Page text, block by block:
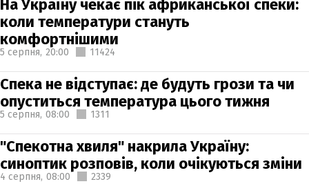
На Україну чекає пік африканської спеки:
коли температури стануть
комфортнішими
5 серпня, 20:00 11424
Спека не відступає: де будуть грози та чи
опуститься температура цього тижня
5 серпня, 08:00 1311
"Спекотна хвиля" накрила Україну:
синоптик розповів, коли очікуються зміни
4 серпня, 08:00 2339